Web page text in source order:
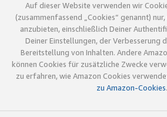
Auf dieser Website verwenden wir
(zusammenfassend „Cookies“ genannt)
anzubieten, einschließlich Deiner
Deiner Einstellungen, der Verbesserung
Bereitstellung von Inhalten. Andere
können Cookies für zusätzliche Zwecke
zu erfahren, wie Amazon Cookies
zu Amazon-Cookies.